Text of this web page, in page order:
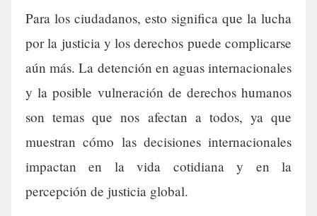
Para los ciudadanos, esto significa que la lucha
por la justicia y los derechos puede complicarse
aún más. La detención en aguas internacionales
y la posible vulneración de derechos humanos
son temas que nos afectan a todos, ya que
muestran cómo las decisiones internacionales
impactan en la vida cotidiana y en la
percepción de justicia global.